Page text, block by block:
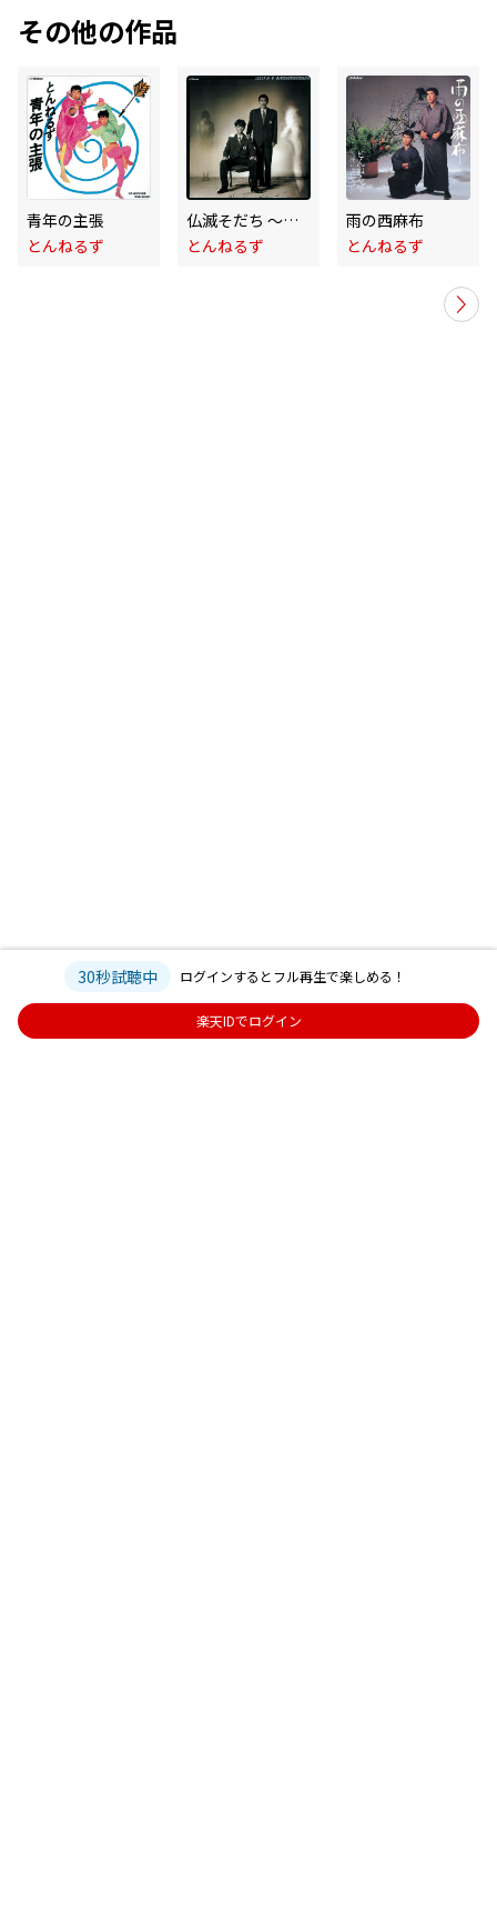
その他の作品
青年の主張
とんねるず
仏滅そだち 〜とんねるず 続一番
とんねるず
雨の西麻布
とんねるず
30秒試聴中 ログインするとフル再生で楽しめる！
楽天IDでログイン